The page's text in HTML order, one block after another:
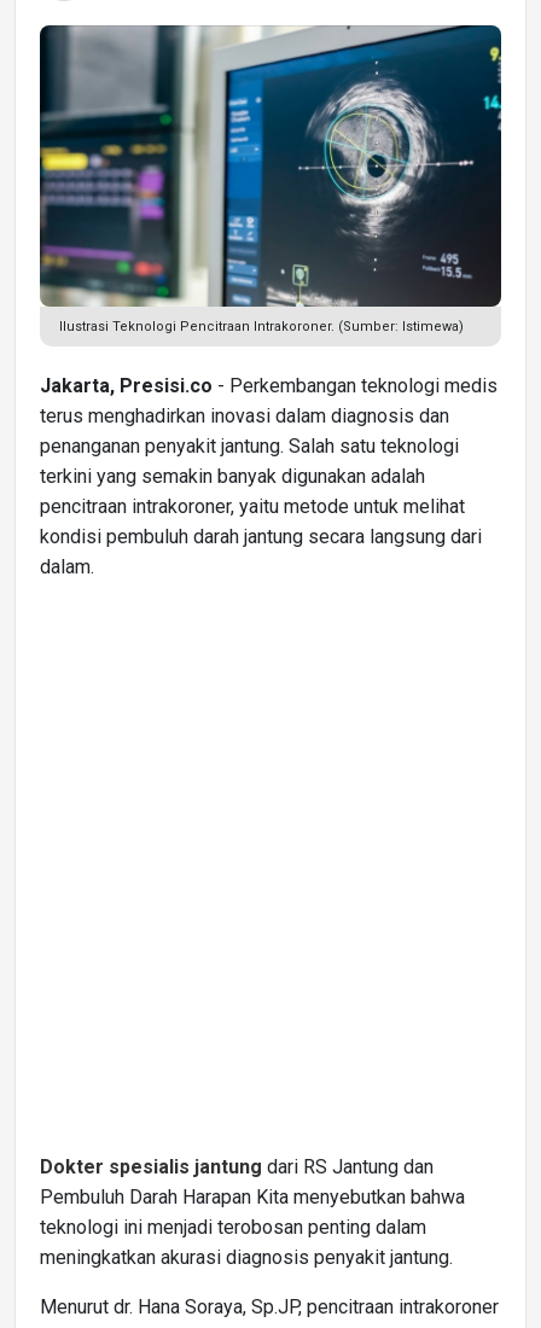
Ilustrasi Teknologi Pencitraan Intrakoroner. (Sumber: Istimewa)
Jakarta, Presisi.co - Perkembangan teknologi medis
terus menghadirkan inovasi dalam diagnosis dan
penanganan penyakit jantung. Salah satu teknologi
terkini yang semakin banyak digunakan adalah
pencitraan intrakoroner, yaitu metode untuk melihat
kondisi pembuluh darah jantung secara langsung dari
dalam.
Dokter spesialis jantung dari RS Jantung dan
Pembuluh Darah Harapan Kita menyebutkan bahwa
teknologi ini menjadi terobosan penting dalam
meningkatkan akurasi diagnosis penyakit jantung.
Menurut dr. Hana Soraya, Sp.JP, pencitraan intrakoroner